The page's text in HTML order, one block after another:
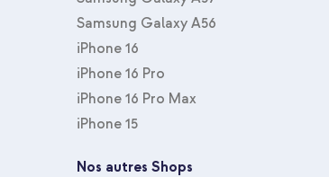
Samsung Galaxy A56
iPhone 16
iPhone 16 Pro
iPhone 16 Pro Max
iPhone 15
Nos autres Shops